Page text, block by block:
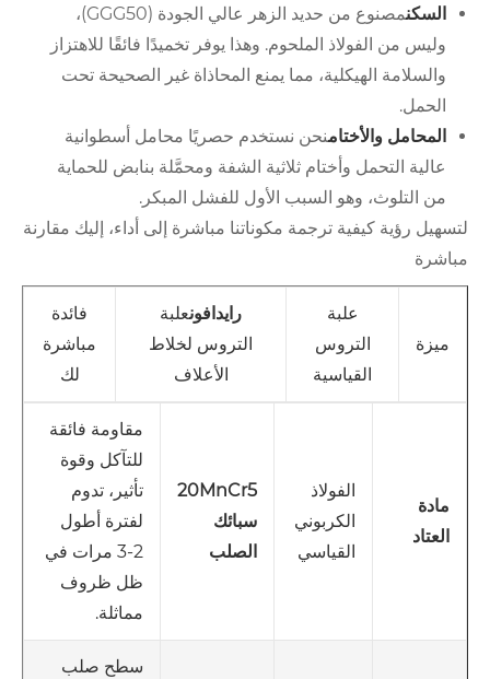
السكن
مصنوع من حديد الزهر عالي الجودة (GGG50)،
وليس من الفولاذ الملحوم. وهذا يوفر تخميدًا فائقًا للاهتزاز
والسلامة الهيكلية، مما يمنع المحاذاة غير الصحيحة تحت
الحمل.
المحامل والأختامنحن نستخدم حصريًا محامل أسطوانية
عالية التحمل وأختام ثلاثية الشفة ومحمَّلة بنابض للحماية
من التلوث، وهو السبب الأول للفشل المبكر.
لتسهيل رؤية كيفية ترجمة مكوناتنا مباشرة إلى أداء، إليك مقارنة
مباشرة
ميزة
علبة
التروس
القياسية
رايدافونعلبة
التروس لخلاط
الأعلاف
فائدة
مباشرة
لك
مادة
العتاد
الفولاذ
الكربوني
القياسي
20MnCr5
سبائك
الصلب
مقاومة فائقة
للتآكل وقوة
تأثير، تدوم
لفترة أطول
2-3 مرات في
ظل ظروف
مماثلة.
سطح صلب